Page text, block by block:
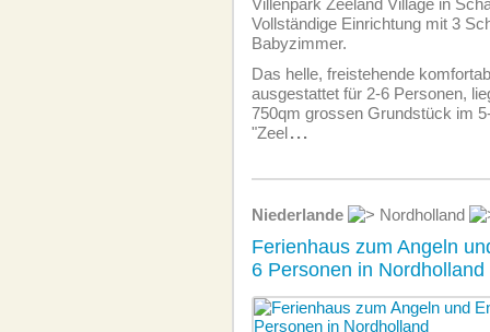
Villenpark Zeeland Village in
Vollständige Einrichtung mit 3
Babyzimmer.
Das helle, freistehende
ausgestattet für 2-6 Personen,
750qm grossen Grundstück im
"Zeel...
Niederlande Nordholland
Ferienhaus zum Angeln
6 Personen in Nordholland